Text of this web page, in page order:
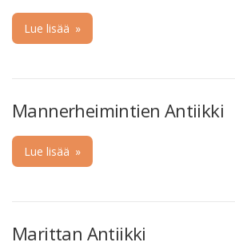
Lue lisää »
Mannerheimintien Antiikki
Lue lisää »
Marittan Antiikki